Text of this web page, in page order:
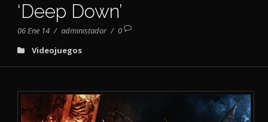
‘Deep Down’
06 Ene 14 / administador / 0
Videojuegos